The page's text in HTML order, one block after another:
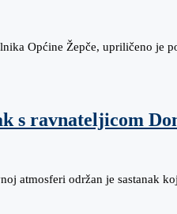
Općine Žepče, upriličeno
s ravnateljicom
atmosferi održan je sastanak